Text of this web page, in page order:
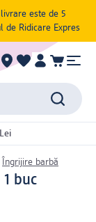
este de 5
de Ridicare Expres
Îngrijire barbă
buc